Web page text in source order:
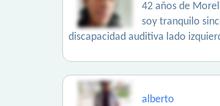
42 años de
soy tranquilo
discapacidad auditiva lado
alberto